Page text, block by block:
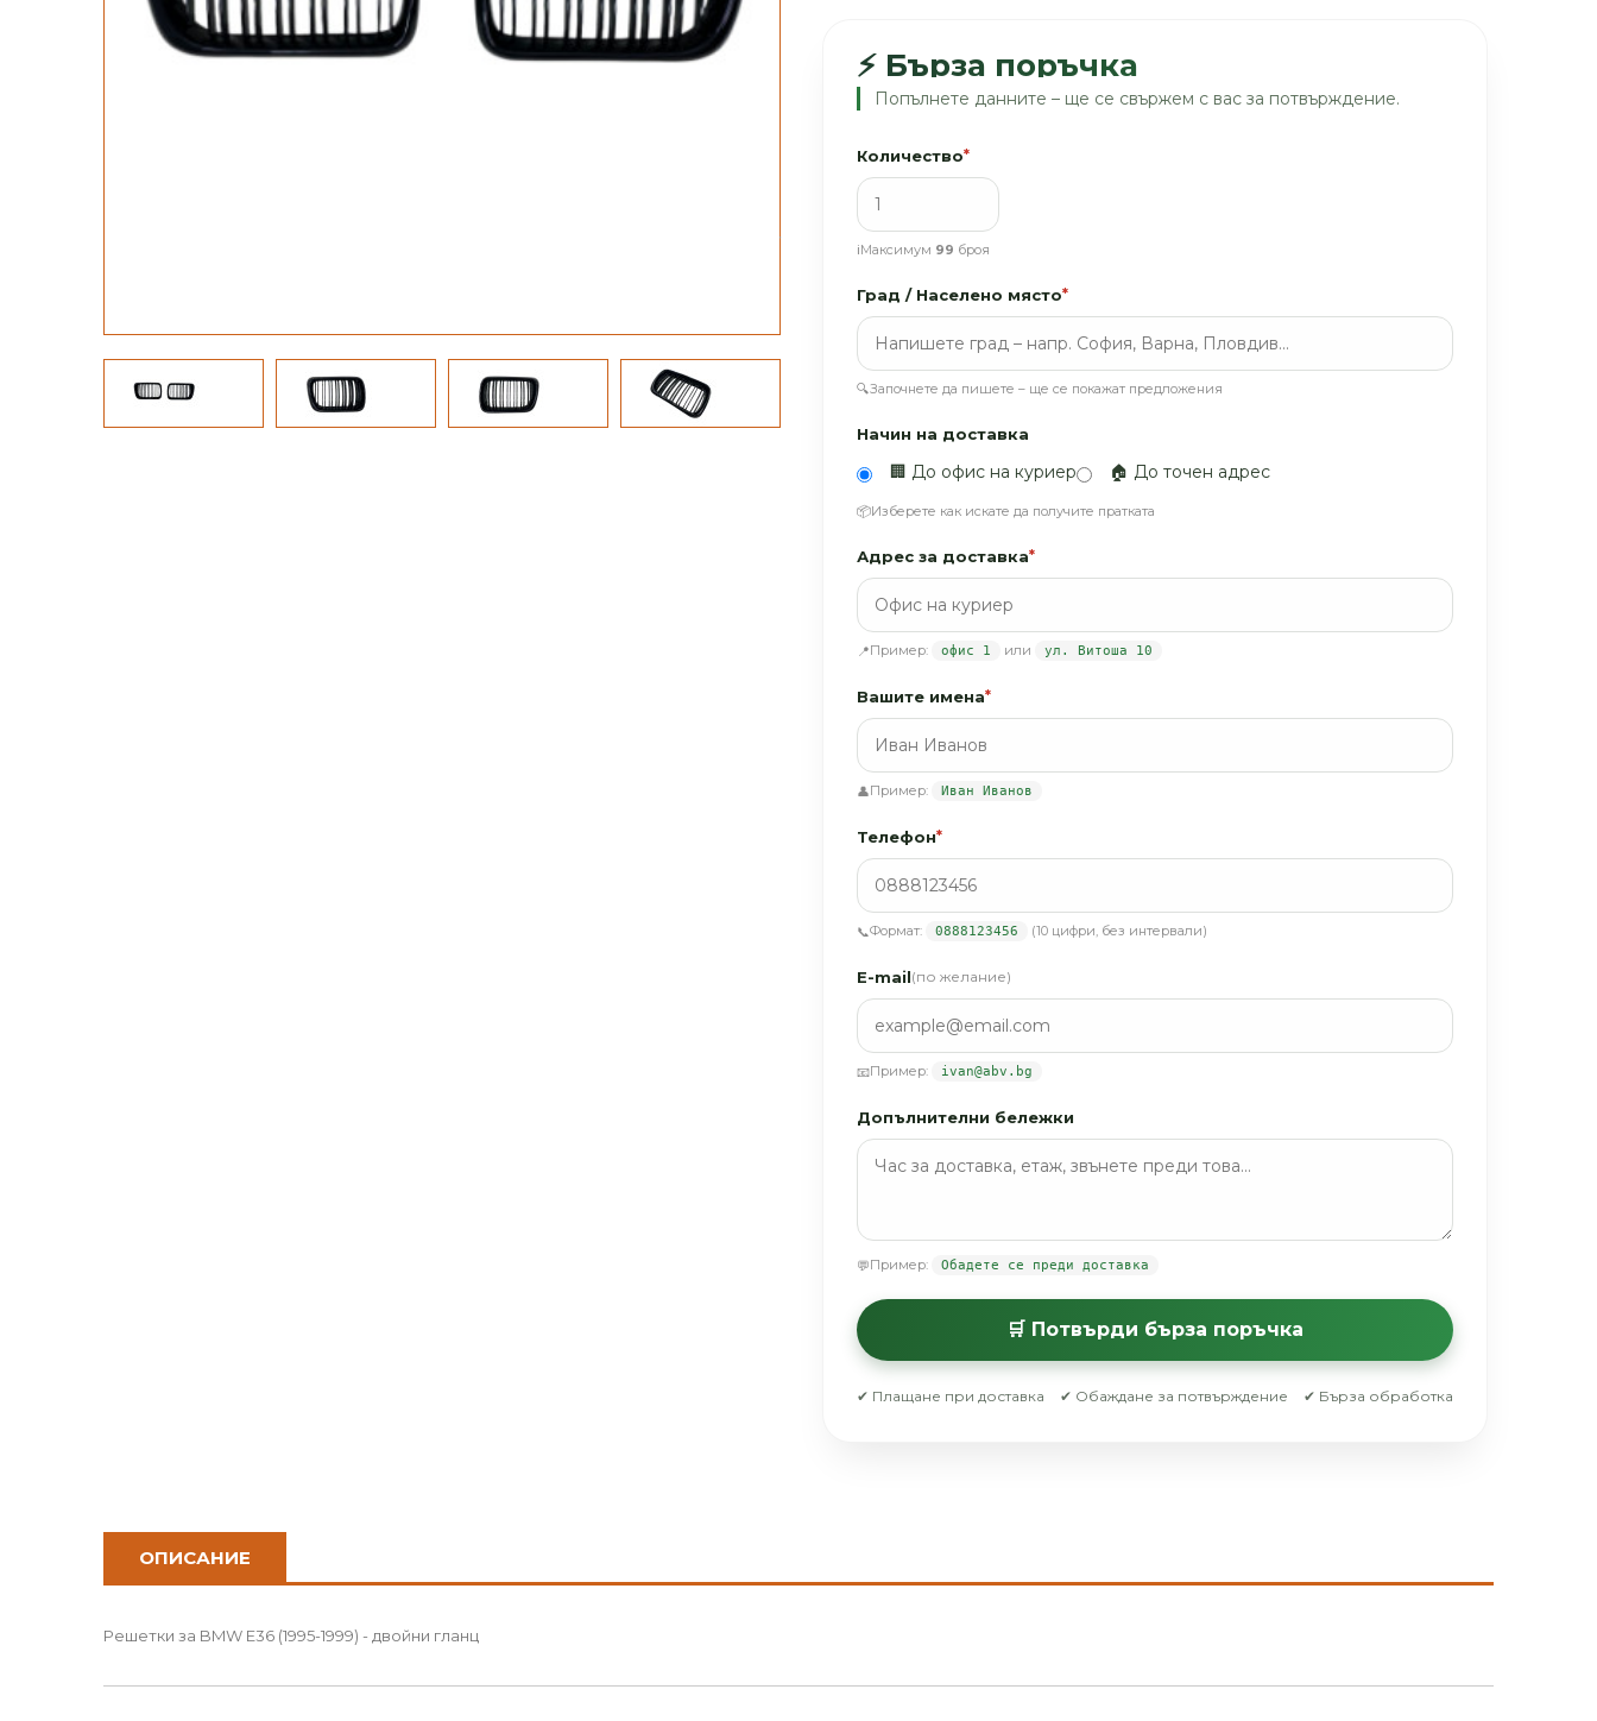
⚡ Бърза поръчка
Попълнете данните – ще се свържем с вас за потвърждение.
Количество*
ℹ️Максимум 99 броя
Град / Населено място*
🔍Започнете да пишете – ще се покажат предложения
Начин на доставка
🏢 До офис на куриер 🏠 До точен адрес
📦Изберете как искате да получите пратката
Адрес за доставка*
📍Пример: офис 1 или ул. Витоша 10
Вашите имена*
👤Пример: Иван Иванов
Телефон*
📞Формат: 0888123456 (10 цифри, без интервали)
E-mail(по желание)
📧Пример: ivan@abv.bg
Допълнителни бележки
💬Пример: Обадете се преди доставка
🛒 Потвърди бърза поръчка
✔ Плащане при доставка ✔ Обаждане за потвърждение ✔ Бърза обработка
ОПИСАНИЕ
Решетки за BMW E36 (1995-1999) - двойни гланц